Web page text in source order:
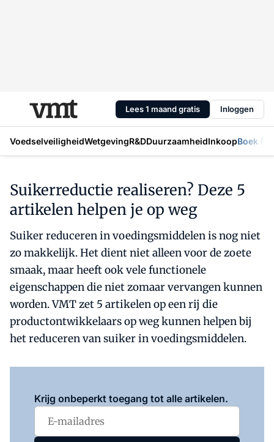
Lees 1 maand gratis Inloggen
VoedselveiligheidWetgevingR&DDuurzaamheidInkoopBoek
Suikerreductie realiseren? Deze 5
artikelen helpen je op weg
Suiker reduceren in voedingsmiddelen is nog niet
zo makkelijk. Het dient niet alleen voor de zoete
smaak, maar heeft ook vele functionele
eigenschappen die niet zomaar vervangen kunnen
worden. VMT zet 5 artikelen op een rij die
productontwikkelaars op weg kunnen helpen bij
het reduceren van suiker in voedingsmiddelen.
Krijg onbeperkt toegang tot alle artikelen.